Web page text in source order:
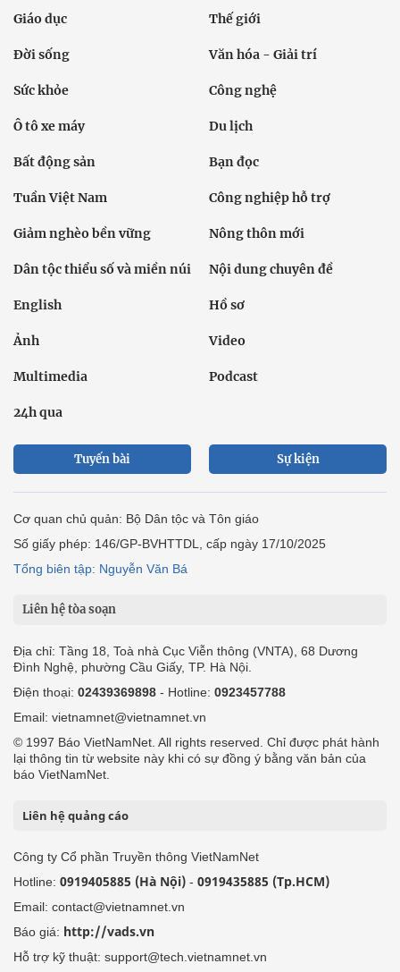
Giáo dục Thế giới
Đời sống Văn hóa - Giải trí
Sức khỏe Công nghệ
Ô tô xe máy Du lịch
Bất động sản Bạn đọc
Tuần Việt Nam Công nghiệp hỗ trợ
Giảm nghèo bền vững Nông thôn mới
Dân tộc thiểu số và miền núi Nội dung chuyên đề
English Hồ sơ
Ảnh Video
Multimedia Podcast
24h qua
Tuyến bài Sự kiện
Cơ quan chủ quản: Bộ Dân tộc và Tôn giáo
Số giấy phép: 146/GP-BVHTTDL, cấp ngày 17/10/2025
Tổng biên tập: Nguyễn Văn Bá
Liên hệ tòa soạn
Địa chỉ: Tầng 18, Toà nhà Cục Viễn thông (VNTA), 68 Dương
Đình Nghệ, phường Cầu Giấy, TP. Hà Nội.
Điện thoại: 02439369898 - Hotline: 0923457788
Email: vietnamnet@vietnamnet.vn
© 1997 Báo VietNamNet. All rights reserved. Chỉ được phát hành
lại thông tin từ website này khi có sự đồng ý bằng văn bản của
báo VietNamNet.
Liên hệ quảng cáo
Công ty Cổ phần Truyền thông VietNamNet
Hotline: 0919405885 (Hà Nội) - 0919435885 (Tp.HCM)
Email: contact@vietnamnet.vn
Báo giá: http://vads.vn
Hỗ trợ kỹ thuật: support@tech.vietnamnet.vn